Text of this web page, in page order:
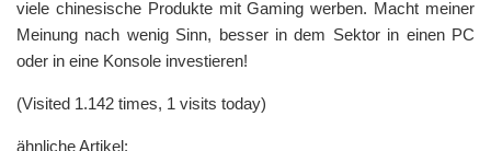
viele chinesische Produkte mit Gaming werben. Macht meiner
Meinung nach wenig Sinn, besser in dem Sektor in einen PC
oder in eine Konsole investieren!
(Visited 1.142 times, 1 visits today)
ähnliche Artikel: